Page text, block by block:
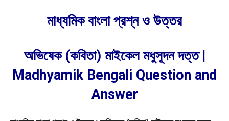
মাধ্যমিক বাংলা প্রশ্ন ও উত্তর
অভিষেক (কবিতা) মাইকেল মধুসূদন দত্ত |
Madhyamik Bengali Question and
Answer